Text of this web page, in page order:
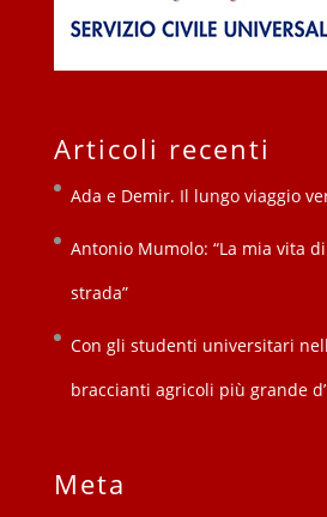
Articoli recenti
Ada e Demir. Il lungo viaggio
Antonio Mumolo: “La mia vita
strada”
Con gli studenti universitari
braccianti agricoli più grande
Meta